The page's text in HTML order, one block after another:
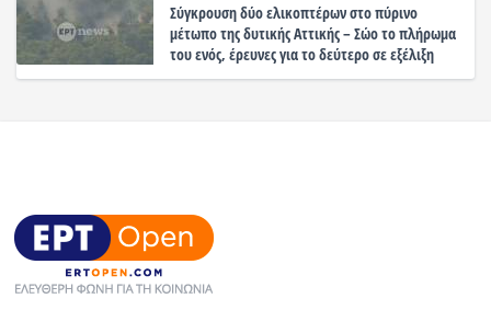
Σύγκρουση δύο ελικοπτέρων στο πύρινο
μέτωπο της δυτικής Αττικής – Σώο το πλήρωμα
του ενός, έρευνες για το δεύτερο σε εξέλιξη